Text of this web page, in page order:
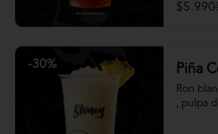
$5.990
-30% Piña
Ron
, pulpa